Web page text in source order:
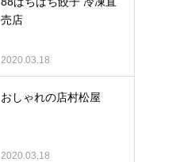
売店
2020.03.18
おしゃれの店村松屋
2020.03.18